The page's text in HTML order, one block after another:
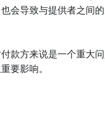
会导致与提供者之间
款方来说是一个重大
要影响。